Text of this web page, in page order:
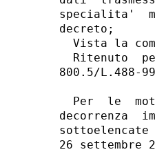
specialita'
decreto;
Vista la
Ritenuto
800.5/L.488-
Per  le
decorrenza
26 settembre